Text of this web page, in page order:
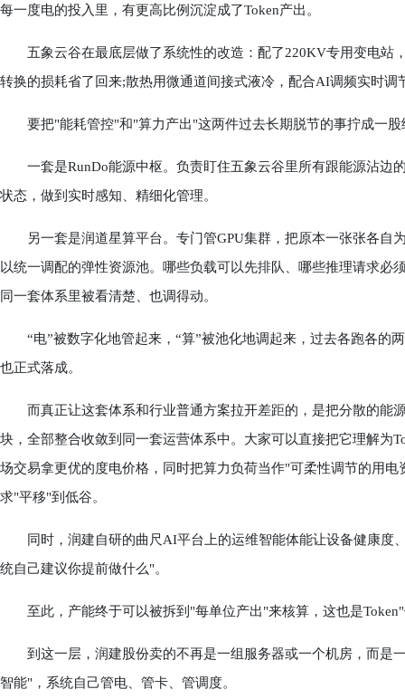
每一度电的投入里，有更高比例沉淀成了Token产出。
五象云谷在最底层做了系统性的改造：配了220KV专用变电站
转换的损耗省了回来;散热用微通道间接式液冷，配合AI调频实时调
要把"能耗管控"和"算力产出"这两件过去长期脱节的事拧成一股
一套是RunDo能源中枢。负责盯住五象云谷里所有跟能源沾边
状态，做到实时感知、精细化管理。
另一套是润道星算平台。专门管GPU集群，把原本一张张各自
以统一调配的弹性资源池。哪些负载可以先排队、哪些推理请求
同一套体系里被看清楚、也调得动。
“电”被数字化地管起来，“算”被池化地调起来，过去各跑各的
也正式落成。
而真正让这套体系和行业普通方案拉开差距的，是把分散的能
块，全部整合收敛到同一套运营体系中。大家可以直接把它理解为
场交易拿更优的度电价格，同时把算力负荷当作"可柔性调节的用
求"平移"到低谷。
同时，润建自研的曲尺AI平台上的运维智能体能让设备健康度
统自己建议你提前做什么"。
至此，产能终于可以被拆到"每单位产出"来核算，这也是
到这一层，润建股份卖的不再是一组服务器或一个机房，而是
智能"，系统自己管电、管卡、管调度。